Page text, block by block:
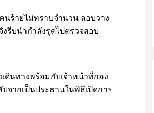
นร้ายไม่ทราบจำนวน ลอบวาง
รีบนำกำลังรุดไปตรวจสอบ
ดินทางพร้อมกับเจ้าหน้าที่กอง
จากเป็นประธานในพิธีเปิดการ